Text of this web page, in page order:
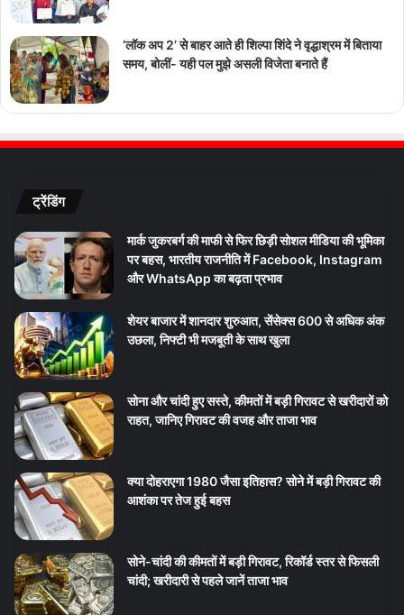
‘लॉक अप 2’ से बाहर आते ही शिल्पा शिंदे ने वृद्धाश्रम में बिताया
समय, बोलीं- यही पल मुझे असली विजेता बनाते हैं
ट्रेंडिंग
मार्क जुकरबर्ग की माफी से फिर छिड़ी सोशल मीडिया की भूमिका
पर बहस, भारतीय राजनीति में Facebook, Instagram
और WhatsApp का बढ़ता प्रभाव
शेयर बाजार में शानदार शुरुआत, सेंसेक्स 600 से अधिक अंक
उछला, निफ्टी भी मजबूती के साथ खुला
सोना और चांदी हुए सस्ते, कीमतों में बड़ी गिरावट से खरीदारों को
राहत, जानिए गिरावट की वजह और ताजा भाव
क्या दोहराएगा 1980 जैसा इतिहास? सोने में बड़ी गिरावट की
आशंका पर तेज हुई बहस
सोने-चांदी की कीमतों में बड़ी गिरावट, रिकॉर्ड स्तर से फिसली
चांदी; खरीदारी से पहले जानें ताजा भाव